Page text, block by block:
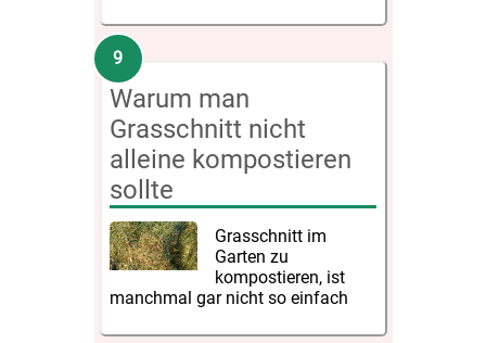
Warum man
Grasschnitt nicht
alleine kompostieren
sollte
Grasschnitt im
Garten zu
kompostieren, ist
manchmal gar nicht so einfach